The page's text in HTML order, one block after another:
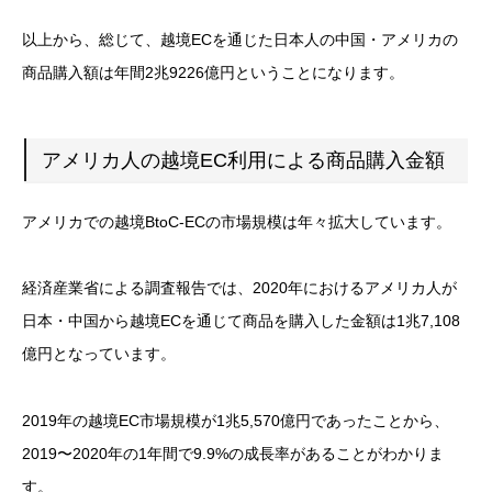
以上から、総じて、越境ECを通じた日本人の中国・アメリカの
商品購入額は年間2兆9226億円ということになります。
アメリカ人の越境EC利用による商品購入金額
アメリカでの越境BtoC-ECの市場規模は年々拡大しています。
経済産業省による調査報告では、2020年におけるアメリカ人が
日本・中国から越境ECを通じて商品を購入した金額は1兆7,108
億円となっています。
2019年の越境EC市場規模が1兆5,570億円であったことから、
2019〜2020年の1年間で9.9%の成長率があることがわかりま
す。